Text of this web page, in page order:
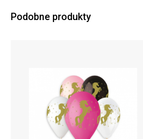
koszyku.
Podobne produkty